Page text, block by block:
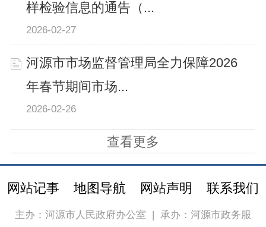
样检验信息的通告（...
2026-02-27
河源市市场监督管理局全力保障2026
年春节期间市场...
2026-02-26
查看更多
网站记事 地图导航 网站声明 联系我们
主办：河源市人民政府办公室 承办：河源市政务服